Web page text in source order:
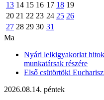
13 14 15 16 17 18 19
20 21 22 23 24 25 26
27 28 29 30 31
Ma
Nyári lelkigyakorlat
munkatársak részére
Első csütörtöki
2026.08.14. péntek